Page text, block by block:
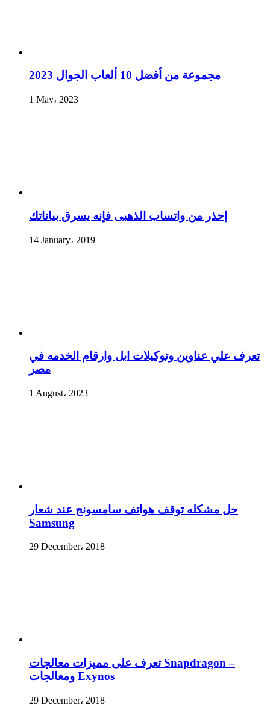
مجموعة من أفضل 10 ألعاب الجوال 2023
1 May، 2023
إحذر من واتساب الذهبى فإنه يسرق بياناتك
14 January، 2019
تعرف علي عناوين وتوكيلات ابل وارقام الخدمه في
مصر
1 August، 2023
حل مشكله توقف هواتف سامسونج عند شعار
Samsung
29 December، 2018
تعرف على مميزات معالجات Snapdragon –
ومعالجات Exynos
29 December، 2018